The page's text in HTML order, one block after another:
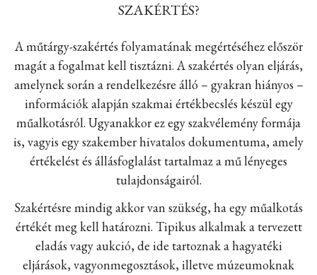
SZAKÉRTÉS?
A műtárgy-szakértés folyamatának megértéséhez először
magát a fogalmat kell tisztázni. A szakértés olyan eljárás,
amelynek során a rendelkezésre álló – gyakran hiányos –
információk alapján szakmai értékbecslés készül egy
műalkotásról. Ugyanakkor ez egy szakvélemény formája
is, vagyis egy szakember hivatalos dokumentuma, amely
értékelést és állásfoglalást tartalmaz a mű lényeges
tulajdonságairól.
Szakértésre mindig akkor van szükség, ha egy műalkotás
értékét meg kell határozni. Tipikus alkalmak a tervezett
eladás vagy aukció, de ide tartoznak a hagyatéki
eljárások, vagyonmegosztások, illetve múzeumoknak